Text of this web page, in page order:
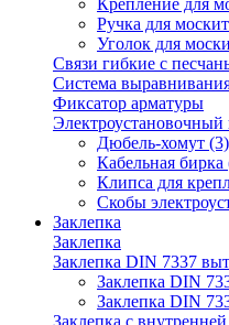
Крепление для
Ручка для
Уголок для
Связи гибкие с
Система
Фиксатор арматуры
Электроустановочный
Дюбель-хомут (3)
Кабельная бирка
Клипса для
Скобы
Заклепка
Заклепка
Заклепка DIN 7337
Заклепка DIN
Заклепка DIN
Заклепка с внутренней